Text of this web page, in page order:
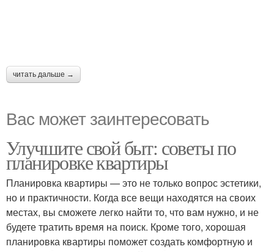
читать дальше →
Вас может заинтересовать
Улучшите свой быт: советы по
планировке квартиры
Планировка квартиры — это не только вопрос эстетики,
но и практичности. Когда все вещи находятся на своих
местах, вы сможете легко найти то, что вам нужно, и не
будете тратить время на поиск. Кроме того, хорошая
планировка квартиры поможет создать комфортную и